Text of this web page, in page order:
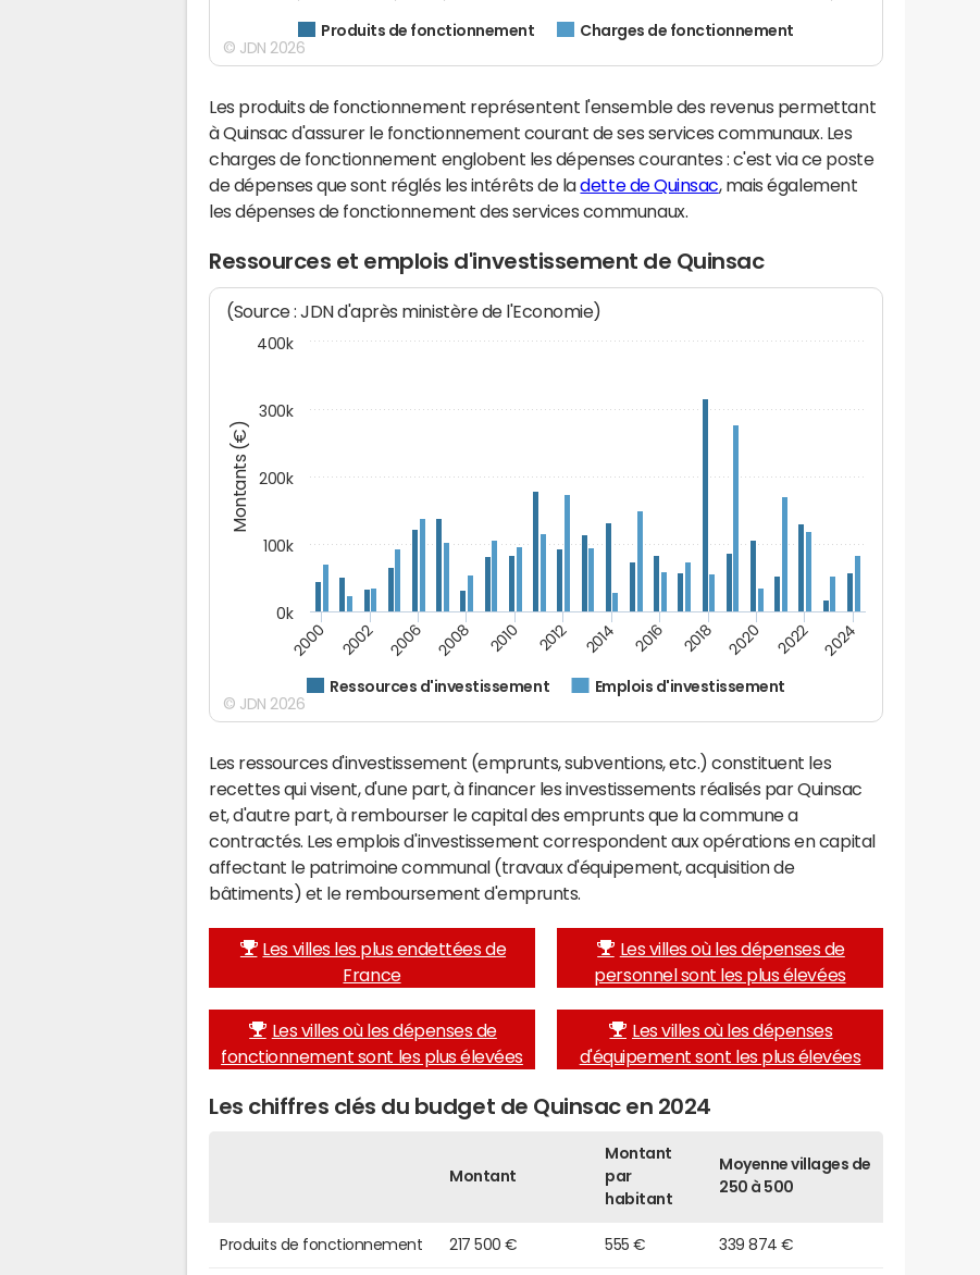
Produits de fonctionnement Charges de fonctionnement
© JDN 2026
Les produits de fonctionnement représentent l'ensemble des revenus permettant
à Quinsac d'assurer le fonctionnement courant de ses services communaux. Les
charges de fonctionnement englobent les dépenses courantes : c'est via ce poste
de dépenses que sont réglés les intérêts de ladette de Quinsac, mais également
les dépenses de fonctionnement des services communaux.
Ressources et emplois d'investissement de Quinsac
Montants (€)
(Source : JDN d'après ministère de l'Economie)
Ressources d'investissement Emplois d'investissement
2000 2002 2006 2008 2010 2012 2014 2016 2018 2020 2022 2024
0k
100k
200k
300k
400k
© JDN 2026
Les ressources d'investissement (emprunts, subventions, etc.) constituent les
recettes qui visent, d'une part, à financer les investissements réalisés par Quinsac
et, d'autre part, à rembourser le capital des emprunts que la commune a
contractés. Les emplois d'investissement correspondent aux opérations en capital
affectant le patrimoine communal (travaux d'équipement, acquisition de
bâtiments) et le remboursement d'emprunts.
Les villes les plus endettées de
France
Les villes où les dépenses de
personnel sont les plus élevées
Les villes où les dépenses de
fonctionnement sont les plus élevées
Les villes où les dépenses
d'équipement sont les plus élevées
Les chiffres clés du budget de Quinsac en 2024
Montant
Montant
par
habitant
Moyenne villages de
250 à 500
Produits de fonctionnement 217 500 € 555 € 339 874 €